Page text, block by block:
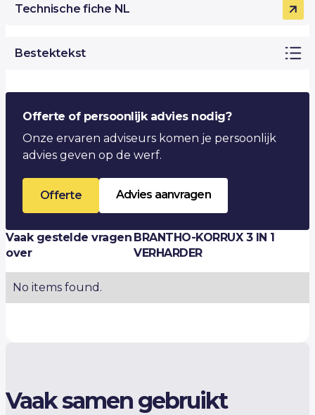
Ideaal voor afwerking in donkere kleuren of bij
Geschikt voor professioneel gebruik op metaal,
Technische fiche NL
Bestektekst
Offerte of persoonlijk advies nodig?
Onze ervaren adviseurs komen je persoonlijk
advies geven op de werf.
Offerte Advies aanvragen
Vaak gestelde vragen
over
BRANTHO-KORRUX 3 IN 1
VERHARDER
No items found.
Vaak samen gebruikt